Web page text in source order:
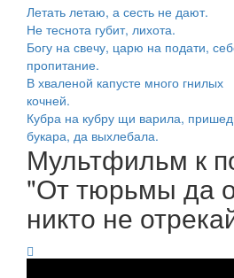
Летать летаю, а сесть не дают.
Не теснота губит, лихота.
Богу на свечу, царю на подати,
пропитание.
В хваленой капусте много гнилых
кочней.
Кубра на кубру щи варила,
букара, да выхлебала.
Мультфильм к
"От тюрьмы да
никто не